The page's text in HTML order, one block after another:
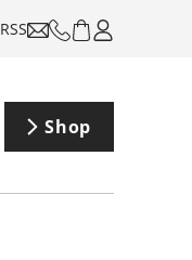
RSS
Shop